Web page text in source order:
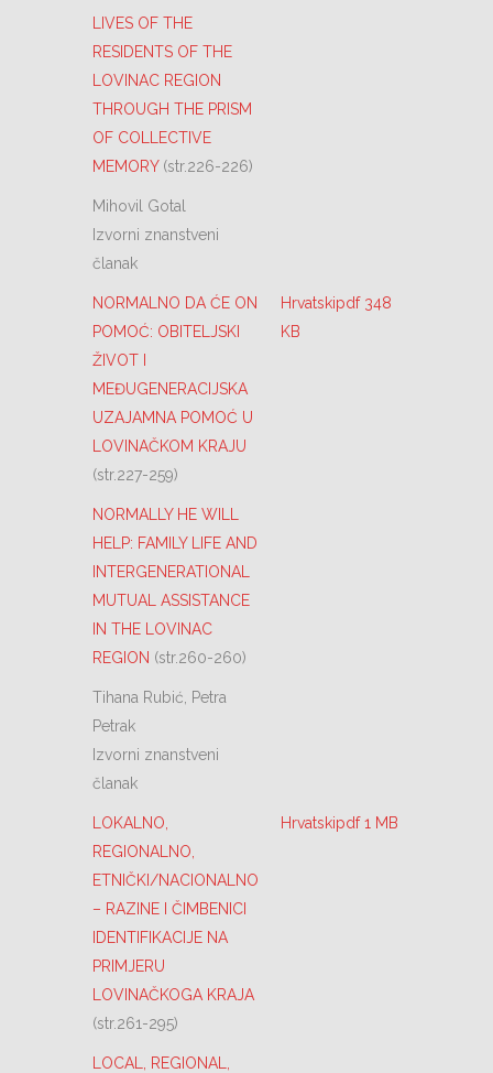
LIVES OF THE
RESIDENTS OF THE
LOVINAC REGION
THROUGH THE PRISM
OF COLLECTIVE
MEMORY (str.226-226)
Mihovil Gotal
Izvorni znanstveni
članak
NORMALNO DA ĆE ON
POMOĆ: OBITELJSKI
ŽIVOT I
MEĐUGENERACIJSKA
UZAJAMNA POMOĆ U
LOVINAČKOM KRAJU
(str.227-259)
Hrvatskipdf 348
KB
NORMALLY HE WILL
HELP: FAMILY LIFE AND
INTERGENERATIONAL
MUTUAL ASSISTANCE
IN THE LOVINAC
REGION (str.260-260)
Tihana Rubić, Petra
Petrak
Izvorni znanstveni
članak
LOKALNO,
REGIONALNO,
ETNIČKI/NACIONALNO
– RAZINE I ČIMBENICI
IDENTIFIKACIJE NA
PRIMJERU
LOVINAČKOGA KRAJA
(str.261-295)
Hrvatskipdf 1 MB
LOCAL, REGIONAL,